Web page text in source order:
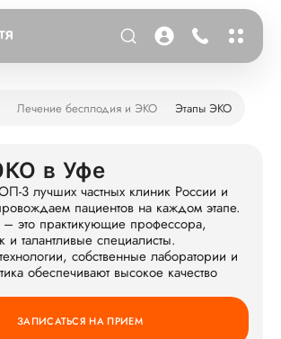
Лечение бесплодия и ЭКО Этапы ЭКО
в Уфе
3 лучших частных клиник России и
пациентов на каждом этапе.
это практикующие профессора,
и талантливые специалисты.
собственные лаборатории и
обеспечивают высокое качество
ЗАПИСАТЬСЯ НА ПРИЕМ